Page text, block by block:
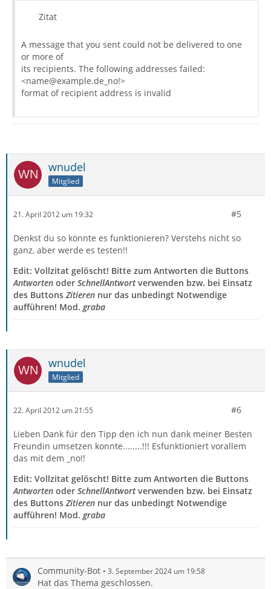
Zitat
A message that you sent could not be delivered to one
or more of
its recipients. The following addresses failed:
<name@example.de_no!>
format of recipient address is invalid
wnudel
Mitglied
21. April 2012 um 19:32 #5
Denkst du so könnte es funktionieren? Verstehs nicht so
ganz, aber werde es testen!!
Edit: Vollzitat gelöscht! Bitte zum Antworten die Buttons
Antworten oder SchnellAntwortverwenden bzw. bei Einsatz
des ButtonsZitieren nur das unbedingt Notwendige
aufführen! Mod. graba
wnudel
Mitglied
22. April 2012 um 21:55 #6
Lieben Dank für den Tipp den ich nun dank meiner Besten
Freundin umsetzen konnte........!!! Esfunktioniert vorallem
das mit dem _no!!
Edit: Vollzitat gelöscht! Bitte zum Antworten die Buttons
Antworten oder SchnellAntwortverwenden bzw. bei Einsatz
des ButtonsZitieren nur das unbedingt Notwendige
aufführen! Mod. graba
Community-Bot 3. September 2024 um 19:58
Hat das Thema geschlossen.